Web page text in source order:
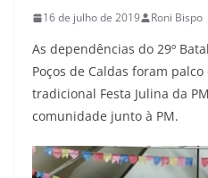
16 de julho de 2019 Roni Bispo
As dependências do 29º
Poços de Caldas foram
tradicional Festa Julina da
comunidade junto à PM.